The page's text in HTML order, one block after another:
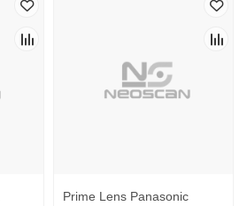
Prime Lens Panasonic